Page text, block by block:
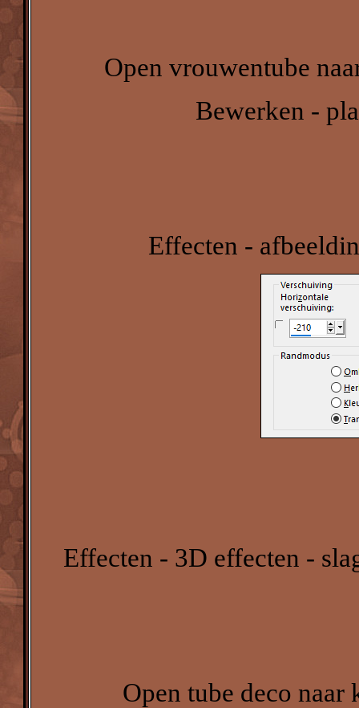
Open vrouwentube
Bewerken -
Effecten -
Effecten - 3D effecten -
Open tube deco naar